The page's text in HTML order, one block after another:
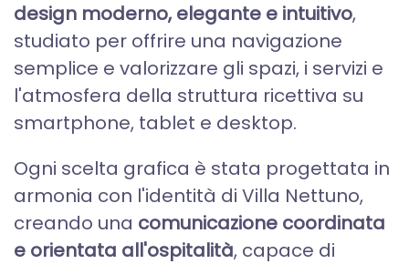
design moderno, elegante e intuitivo,
studiato per offrire una navigazione
semplice e valorizzare gli spazi, i servizi e
l'atmosfera della struttura ricettiva su
smartphone, tablet e desktop.
Ogni scelta grafica è stata progettata in
armonia con l'identità di Villa Nettuno,
creando una comunicazione coordinata
e orientata all'ospitalità, capace di